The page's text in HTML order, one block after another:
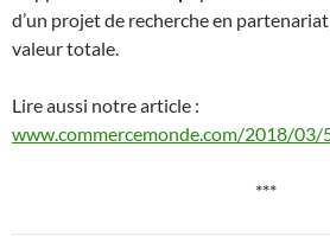
d’un projet de recherche en partenariat
valeur totale.
Lire aussi notre article :
www.commercemonde.com/2018/03/
***